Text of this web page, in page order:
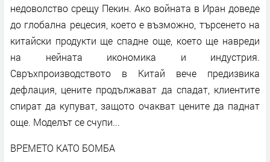
недоволство срещу Пекин. Ако войната в Иран доведе
до глобална рецесия, което е възможно, търсенето на
китайски продукти ще спадне още, което ще навреди
на нейната икономика и индустрия.
Свръхпроизводството в Китай вече предизвика
дефлация, цените продължават да спадат, клиентите
спират да купуват, защото очакват цените да паднат
още. Моделът се счупи...
ВРЕМЕТО КАТО БОМБА